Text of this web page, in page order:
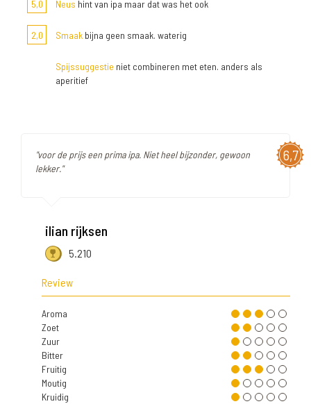
5,0 Neus hint van ipa maar dat was het ook
2,0 Smaak bijna geen smaak. waterig
Spijssuggestie niet combineren met eten. anders als
aperitief
6,7
"voor de prijs een prima ipa. Niet heel bijzonder, gewoon
lekker."
ilian rijksen
5.210
Review
Aroma
Zoet
Zuur
Bitter
Fruitig
Moutig
Kruidig